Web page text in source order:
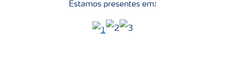
Estamos presentes em: